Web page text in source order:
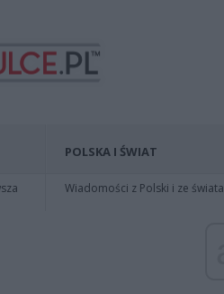
POLSKA I ŚWIAT
Wiadomości z Polski i ze świata